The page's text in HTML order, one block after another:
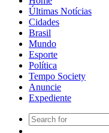
Últimas Notícias
Cidades
Brasil
Mundo
Esporte
Política
Tempo Society
Anuncie
Expediente